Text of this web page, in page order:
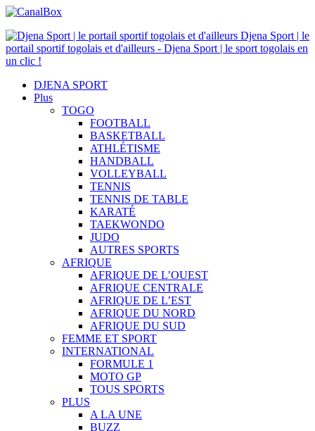
Djena Sport | le
portail sportif togolais et d'ailleurs - Djena Sport | le sport togolais en
un clic !
DJENA SPORT
Plus
TOGO
FOOTBALL
BASKETBALL
ATHLÉTISME
HANDBALL
VOLLEYBALL
TENNIS
TENNIS DE TABLE
KARATÉ
TAEKWONDO
JUDO
AUTRES SPORTS
AFRIQUE
AFRIQUE DE L’OUEST
AFRIQUE CENTRALE
AFRIQUE DE L’EST
AFRIQUE DU NORD
AFRIQUE DU SUD
FEMME ET SPORT
INTERNATIONAL
FORMULE 1
MOTO GP
TOUS SPORTS
PLUS
A LA UNE
BUZZ